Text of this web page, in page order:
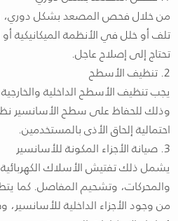
من خلال فحص المصعد بشكل دوري،
تلف أو خلل في الأنظمة الميكانيكية أو
تحتاج إلى إصلاح عاجل.
2. تنظيف الأسطح
يجب تنظيف الأسطح الداخلية
وذلك للحفاظ على سطح الأسانسير
احتمالية إلحاق الأذى بالمستخدمين.
3. صيانة الأجزاء المكونة للأسانسير
يشمل ذلك تفتيش الأسلاك
والمحركات، وتشحيم المفاصل. كما
من وجود الأجزاء الداخلية